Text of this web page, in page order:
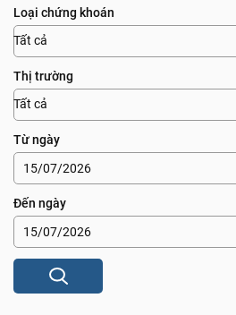
Loại chứng khoán
Tất cả
Thị trường
Tất cả
Từ ngày
Đến ngày